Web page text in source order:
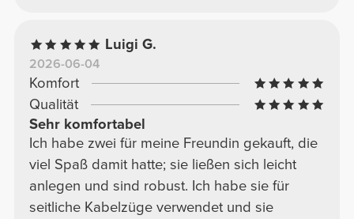
Luigi G.
2026-06-04
Komfort
Qualität
Sehr komfortabel
Ich habe zwei für meine Freundin gekauft, die
viel Spaß damit hatte; sie ließen sich leicht
anlegen und sind robust. Ich habe sie für
seitliche Kabelzüge verwendet und sie